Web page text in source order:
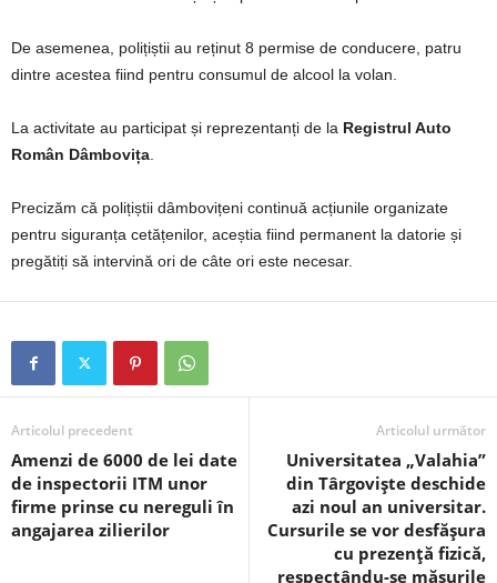
De asemenea, polițiștii au reținut 8 permise de conducere, patru
dintre acestea fiind pentru consumul de alcool la volan.
La activitate au participat și reprezentanți de la Registrul Auto
Român Dâmbovița
Precizăm că polițiștii dâmbovițeni continuă acțiunile organizate
pentru siguranța cetățenilor, aceștia fiind permanent la datorie și
pregătiți să intervină ori de câte ori este necesar.
Articolul precedent
Amenzi de 6000 de lei date
de inspectorii ITM unor
firme prinse cu nereguli în
angajarea zilierilor
Articolul următor
Universitatea „Valahia”
din Târgoviște deschide
azi noul an universitar.
Cursurile se vor desfășura
cu prezență fizică,
respectându-se măsurile